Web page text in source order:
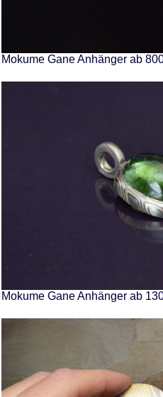
Mokume Gane Anhänger ab
Mokume Gane Anhänger ab